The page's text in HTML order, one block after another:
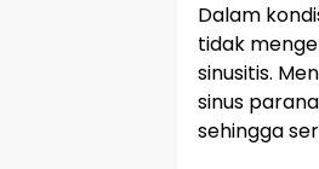
Dalam
tidak
sinusitis.
sinus
sehingga